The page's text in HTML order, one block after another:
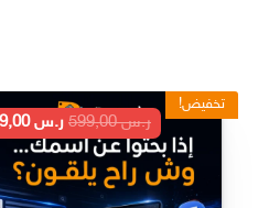
تخفيض!
ر.س599,00
السعر
الأصلي
هو:
ر.س 599,00.
ر.س199,00